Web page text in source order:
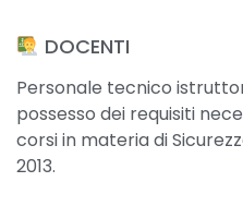
​ DOCENTI
Personale tecnico
possesso dei requisiti
corsi in materia di
2013.